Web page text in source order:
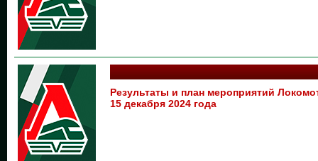
Результаты и план мероприятий
15 декабря 2024 года